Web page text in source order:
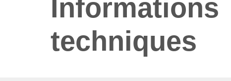
Informations
techniques